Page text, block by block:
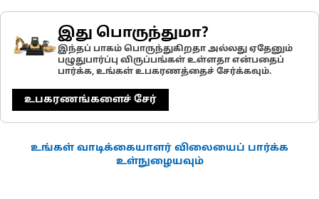
இது பொருந்துமா?
இந்தப் பாகம் பொருந்துகிறதா அல்லது ஏதேனும்
பழுதுபார்ப்பு விருப்பங்கள் உள்ளதா என்பதைப்
பார்க்க, உங்கள் உபகரணத்தைச் சேர்க்கவும்.
உபகரணங்களைச் சேர்
உங்கள் வாடிக்கையாளர் விலையைப் பார்க்க
உள்நுழையவும்